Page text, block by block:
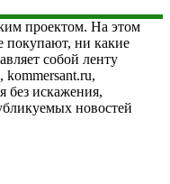
проектом. На этом
покупают, ни какие
собой ленту
kommersant.ru,
без искажения,
новостей